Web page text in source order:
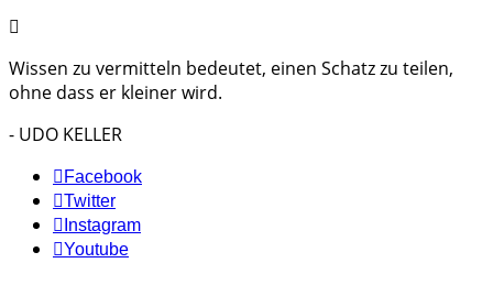
Wissen zu vermitteln bedeutet, einen Schatz zu teilen,
ohne dass er kleiner wird.
- UDO KELLER
Facebook
Twitter
Instagram
Youtube